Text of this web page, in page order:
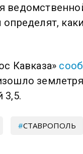
определят,
Кавказа»
3,5.
СТАВРОПОЛЬ